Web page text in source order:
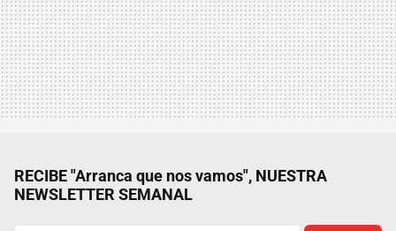
RECIBE "Arranca que nos vamos", NUESTRA
NEWSLETTER SEMANAL